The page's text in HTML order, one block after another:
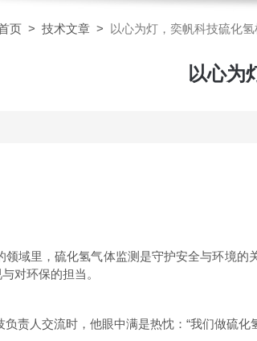
页 > 技术文章 > 以心为灯，奕帆科技硫化
以心为
领域里，硫化氢气体监测是守护安全与环境的
对环保的担当。
负责人交流时，他眼中满是热忱：“我们做硫